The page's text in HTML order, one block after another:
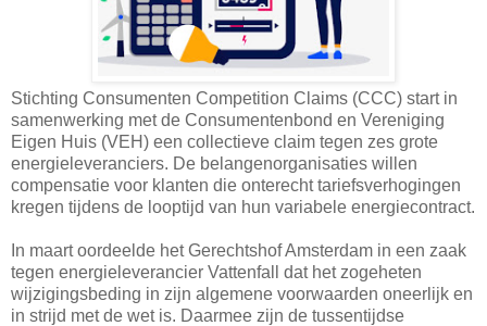
Stichting Consumenten Competition Claims (CCC) start in
samenwerking met de Consumentenbond en Vereniging
Eigen Huis (VEH) een collectieve claim tegen zes grote
energieleveranciers. De belangenorganisaties willen
compensatie voor klanten die onterecht tariefsverhogingen
kregen tijdens de looptijd van hun variabele energiecontract.
In maart oordeelde het Gerechtshof Amsterdam in een zaak
tegen energieleverancier Vattenfall dat het zogeheten
wijzigingsbeding in zijn algemene voorwaarden oneerlijk en
in strijd met de wet is. Daarmee zijn de tussentijdse